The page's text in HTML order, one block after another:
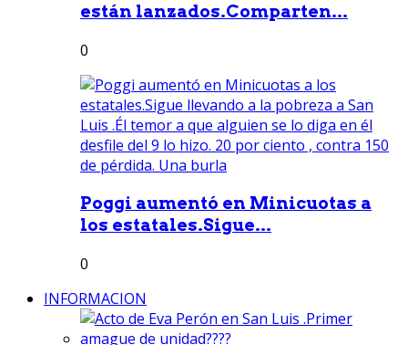
están lanzados.Comparten...
0
Poggi aumentó en Minicuotas a
los estatales.Sigue...
0
INFORMACION